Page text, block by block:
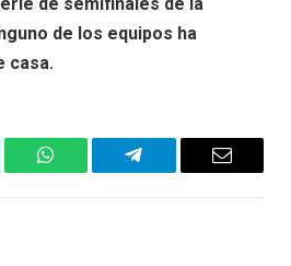
de los equipos ha
casa.
WhatsAppTelegram Email